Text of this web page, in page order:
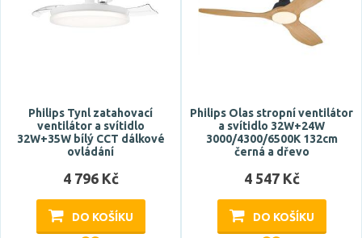
černá
Materiál
dřevo
ocel
Philips Tynl zatahovací
ventilátor a svítidlo
32W+35W bílý CCT dálkové
ovládání
4 796 Kč
DO KOŠÍKU
Philips Olas stropní ventilátor
a svítidlo 32W+24W
3000/4300/6500K 132cm
černá a dřevo
4 547 Kč
DO KOŠÍKU